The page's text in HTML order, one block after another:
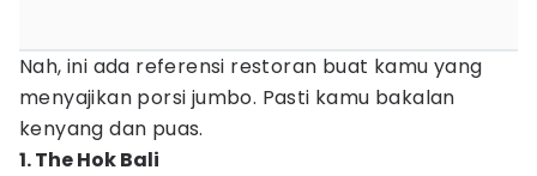
Nah, ini ada referensi restoran buat kamu yang
menyajikan porsi jumbo. Pasti kamu bakalan
kenyang dan puas.
1. The Hok Bali